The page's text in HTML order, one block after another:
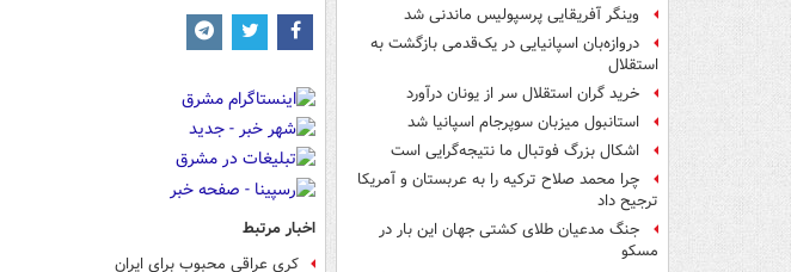
وینگر آفریقایی پرسپولیس ماندنی شد
دروازه‌بان اسپانیایی در یک‌قدمی بازگشت به
استقلال
خرید گران استقلال سر از یونان درآورد
استانبول میزبان سوپرجام اسپانیا شد
اشکال بزرگ فوتبال ما نتیجه‌گرایی است
چرا محمد صلاح ترکیه را به عربستان و آمریکا
ترجیح داد
جنگ مدعیان طلای کشتی جهان این بار در
مسکو
اخبار مرتبط
کری عراقی محبوب برای ایران